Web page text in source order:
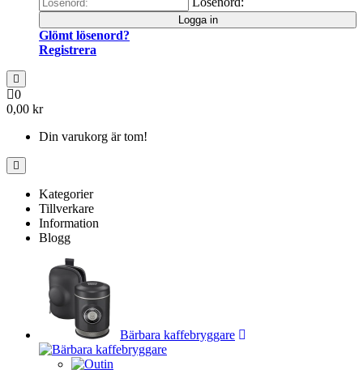
Logga in
Glömt lösenord?
Registrera
0
0,00 kr
Din varukorg är tom!
Kategorier
Tillverkare
Information
Blogg
Bärbara kaffebryggare